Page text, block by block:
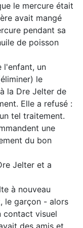
le mercure était
avait mangé
pendant sa
de poisson
l'enfant, un
le
la Dre Jelter de
Elle a refusé :
tel traitement.
une
du bon
Jelter et a
à nouveau
le garçon - alors
contact visuel
des amis et